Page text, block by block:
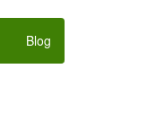
Blog